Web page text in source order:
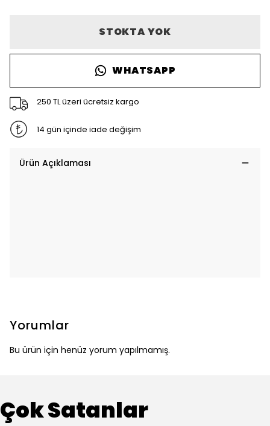
STOKTA YOK
WHATSAPP
250 TL üzeri ücretsiz kargo
14 gün içinde iade değişim
Ürün Açıklaması
Yorumlar
Bu ürün için henüz yorum yapılmamış.
Çok Satanlar